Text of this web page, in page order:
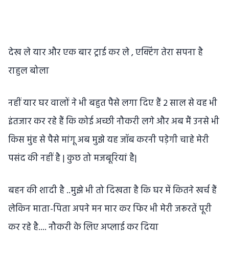
देख ले यार और एक बार ट्राई कर ले , एक्टिंग तेरा सपना है
राहुल बोला
नहीं यार घर वालों ने भी बहुत पैसे लगा दिए हैं 2 साल से वह भी
इंतजार कर रहे हैं कि कोई अच्छी नौकरी लगे और अब मैं उनसे भी
किस मुंह से पैसे मांगू अब मुझे यह जॉब करनी पड़ेगी चाहे मेरी
पसंद की नहीं है | कुछ तो मजबूरियां है|
बहन की शादी है ..मुझे भी तो दिखता है कि घर में कितने खर्च हैं
लेकिन माता-पिता अपने मन मार कर फिर भी मेरी जरूरतें पूरी
कर रहे है.... नौकरी के लिए अप्लाई कर दिया